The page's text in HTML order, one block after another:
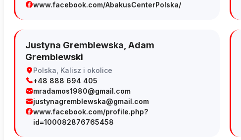
www.facebook.com/AbakusCenterPolska/
Justyna Gremblewska, Adam
Gremblewski
Polska, Kalisz i okolice
+48 888 694 405
mradamos1980@gmail.com
justynagremblewska@gmail.com
www.facebook.com/profile.php?
id=100082876765458